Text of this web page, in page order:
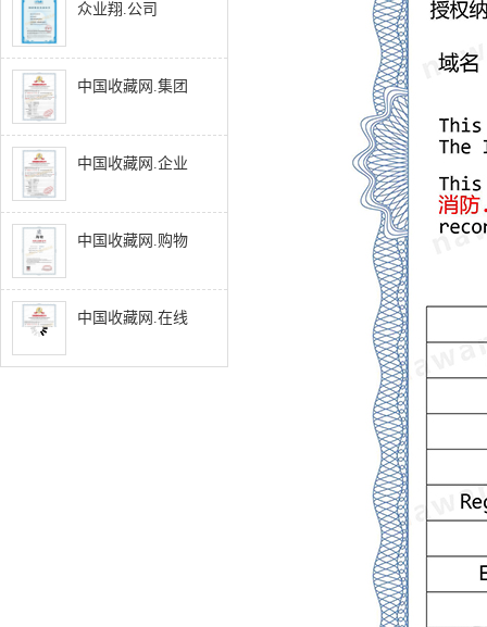
众业翔.公司
中国收藏网.集团
中国收藏网.企业
中国收藏网.购物
中国收藏网.在线